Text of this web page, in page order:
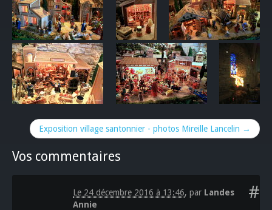
Exposition village santonnier - photos Mireille Lancelin →
Vos commentaires
#
Le 24 décembre 2016 à 13:46, par Landes
Annie